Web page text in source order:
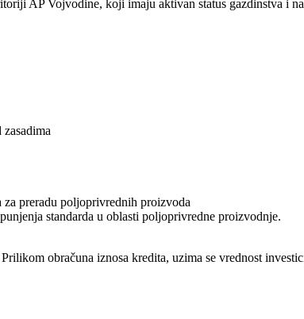
AP Vojvodine, koji imaju aktivan status gazdinstva i
za preradu poljoprivrednih proizvoda
standarda u oblasti poljoprivredne proizvodnje.
obračuna iznosa kredita, uzima se vrednost